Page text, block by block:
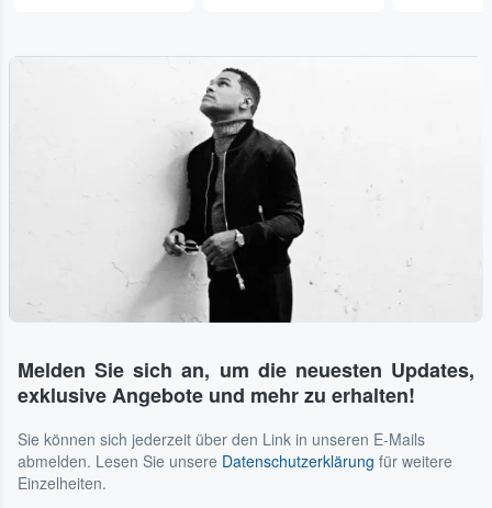
Melden Sie sich an, um die neuesten Updates,
exklusive Angebote und mehr zu erhalten!
Sie können sich jederzeit über den Link in unseren E-Mails
abmelden. Lesen Sie unsere Datenschutzerklärung für weitere
Einzelheiten.